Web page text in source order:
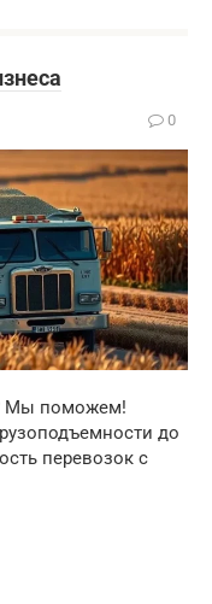
0
Мы поможем!
до
перевозок с